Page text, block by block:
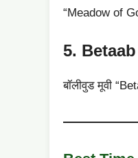
“Meadow of
5.
बॉलीवुड मूवी